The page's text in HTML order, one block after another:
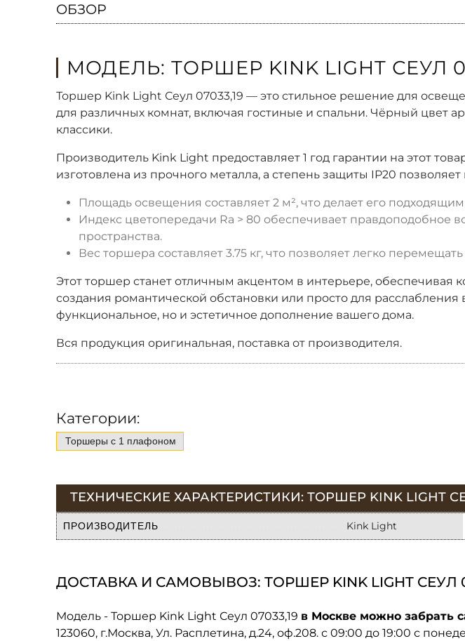
ОБЗОР
МОДЕЛЬ: ТОРШЕР KINK LIGHT СЕУЛ
Торшер Kink Light Сеул 07033,19 — это стильное решение для
для различных комнат, включая гостиные и спальни. Чёрный цвет
классики.
Производитель Kink Light предоставляет 1 год гарантии на этот
изготовлена из прочного металла, а степень защиты IP20
Площадь освещения составляет 2 м², что делает его
Индекс цветопередачи Ra > 80 обеспечивает правдоподобное
пространства.
Вес торшера составляет 3.75 кг, что позволяет легко
Этот торшер станет отличным акцентом в интерьере,
создания романтической обстановки или просто для
функциональное, но и эстетичное дополнение вашего дома.
Вся продукция оригинальная, поставка от производителя.
Категории:
Торшеры с 1 плафоном
ТЕХНИЧЕСКИЕ ХАРАКТЕРИСТИКИ: ТОРШЕР KINK LIGHT
ПРОИЗВОДИТЕЛЬ Kink Light
ДОСТАВКА И САМОВЫВОЗ: ТОРШЕР KINK LIGHT СЕУЛ
Модель - Торшер Kink Light Сеул 07033,19 в Москве можно забрать
123060, г.Москва, Ул. Расплетина, д.24, оф.208. с 09:00 до 19:00 с